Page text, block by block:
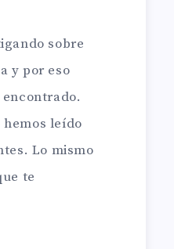
sobre
y por eso
leído
Lo mismo
te